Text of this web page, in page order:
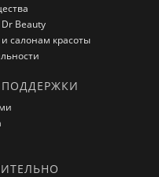
Beauty
салонам красоты